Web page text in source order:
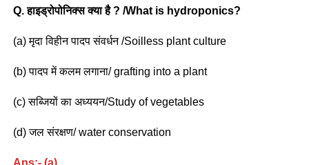
Q. हाइड्रोपोनिक्स क्या है ? /What is hydroponics?
(a) मृदा विहीन पादप संवर्धन /Soilless plant culture
(b) पादप में कलम लगाना/ grafting into a plant
(c) सब्जियों का अध्ययन/Study of vegetables
(d) जल संरक्षण/ water conservation